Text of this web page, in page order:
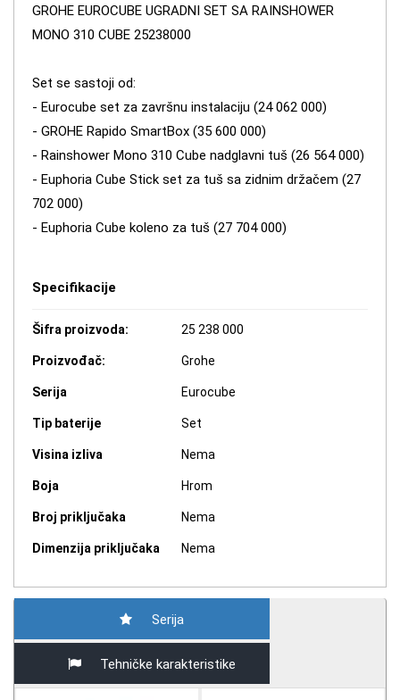
GROHE EUROCUBE UGRADNI SET SA RAINSHOWER
MONO 310 CUBE 25238000
Set se sastoji od:
- Eurocube set za završnu instalaciju (24 062 000)
- GROHE Rapido SmartBox (35 600 000)
- Rainshower Mono 310 Cube nadglavni tuš (26 564 000)
- Euphoria Cube Stick set za tuš sa zidnim držačem (27
702 000)
- Euphoria Cube koleno za tuš (27 704 000)
Specifikacije
Šifra proizvoda: 25 238 000
Proizvođač: Grohe
Serija Eurocube
Tip baterije Set
Visina izliva Nema
Boja Hrom
Broj priključaka Nema
Dimenzija priključaka Nema
Serija
Tehničke karakteristike